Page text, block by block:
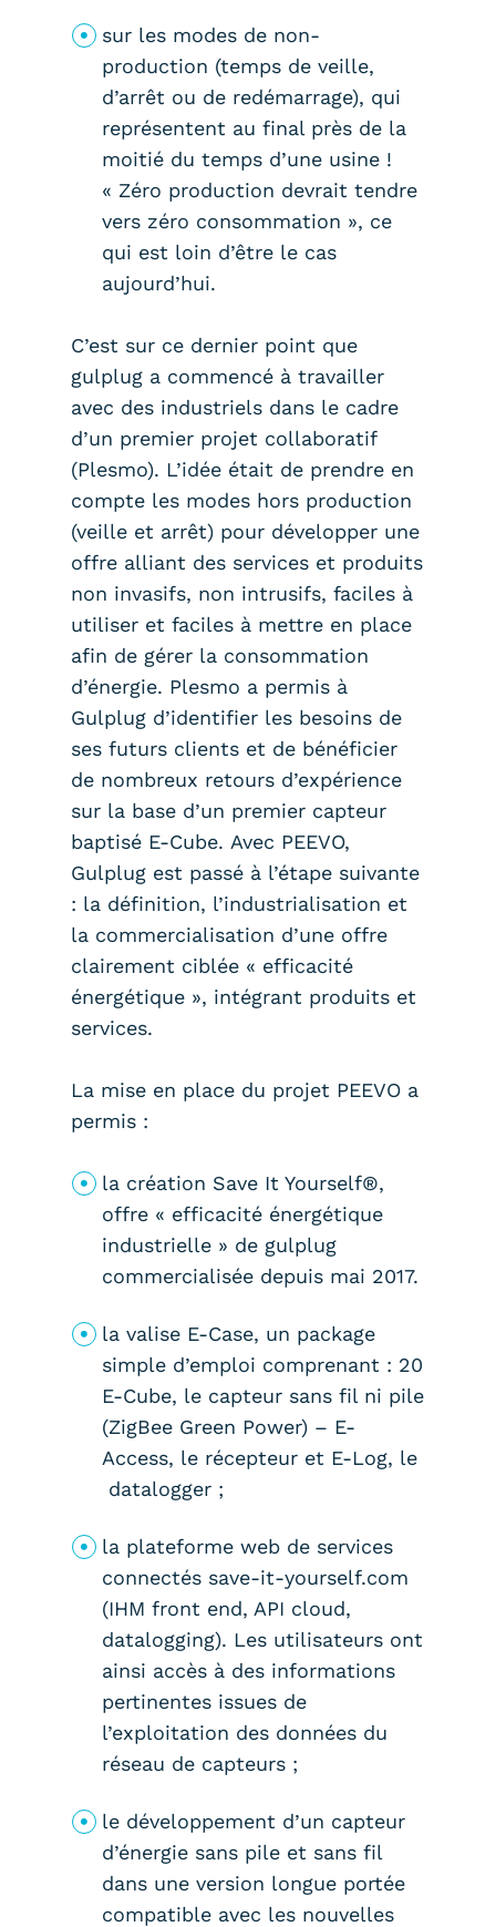
sur les modes de non-
production (temps de veille,
d’arrêt ou de redémarrage), qui
représentent au final près de la
moitié du temps d’une usine !
« Zéro production devrait tendre
vers zéro consommation », ce
qui est loin d’être le cas
aujourd’hui.
C’est sur ce dernier point que
gulplug a commencé à travailler
avec des industriels dans le cadre
d’un premier projet collaboratif
(Plesmo). L’idée était de prendre en
compte les modes hors production
(veille et arrêt) pour développer une
offre alliant des services et produits
non invasifs, non intrusifs, faciles à
utiliser et faciles à mettre en place
afin de gérer la consommation
d’énergie. Plesmo a permis à
Gulplug d’identifier les besoins de
ses futurs clients et de bénéficier
de nombreux retours d’expérience
sur la base d’un premier capteur
baptisé E-Cube. Avec PEEVO,
Gulplug est passé à l’étape suivante
: la définition, l’industrialisation et
la commercialisation d’une offre
clairement ciblée « efficacité
énergétique », intégrant produits et
services.
La mise en place du projet PEEVO a
permis :
la création Save It Yourself®,
offre « efficacité énergétique
industrielle » de gulplug
commercialisée depuis mai 2017.
la valise E-Case, un package
simple d’emploi comprenant : 20
E-Cube, le capteur sans fil ni pile
(ZigBee Green Power) – E-
Access, le récepteur et E-Log, le
datalogger ;
la plateforme web de services
connectés save-it-yourself.com
(IHM front end, API cloud,
datalogging). Les utilisateurs ont
ainsi accès à des informations
pertinentes issues de
l’exploitation des données du
réseau de capteurs ;
le développement d’un capteur
d’énergie sans pile et sans fil
dans une version longue portée
compatible avec les nouvelles